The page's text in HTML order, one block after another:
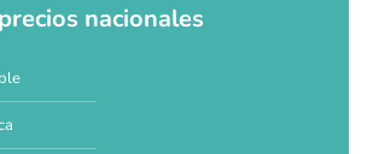
nacionales